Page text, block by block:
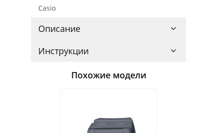
Casio
Описание
Инструкции
Похожие модели